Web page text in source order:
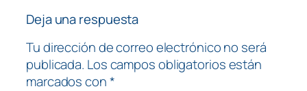
Deja una respuesta
Tu dirección de correo electrónico no será
publicada. Los campos obligatorios están
marcados con*